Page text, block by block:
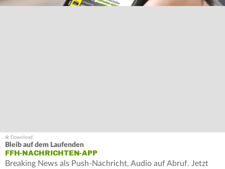
Bleib auf dem Laufenden
FFH-NACHRICHTEN-APP
Breaking News als Push-Nachricht, Audio auf Abruf. Jetzt